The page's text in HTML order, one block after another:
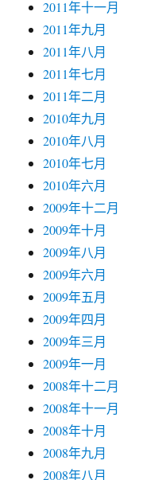
2011年十一月
2011年九月
2011年八月
2011年七月
2011年二月
2010年九月
2010年八月
2010年七月
2010年六月
2009年十二月
2009年十月
2009年八月
2009年六月
2009年五月
2009年四月
2009年三月
2009年一月
2008年十二月
2008年十一月
2008年十月
2008年九月
2008年八月